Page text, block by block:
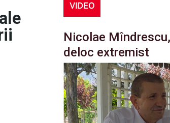
VIDEO
Nicolae
deloc extremist